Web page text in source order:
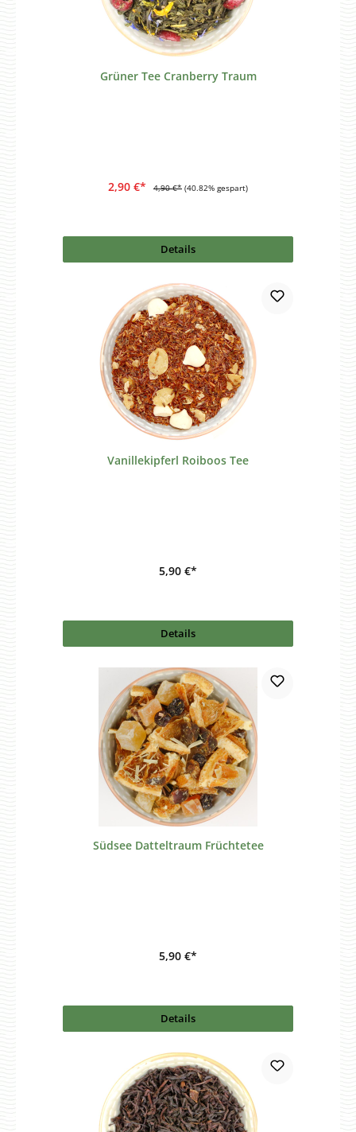
Grüner Tee Cranberry Traum
2,90 €* 4,90 €* (40.82% gespart)
Details
Vanillekipferl Roiboos Tee
5,90 €*
Details
Südsee Datteltraum Früchtetee
5,90 €*
Details